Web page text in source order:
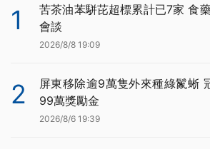
1
苦茶油苯駢芘超標累計已7家 食
會談
2026/8/8 19:09
2
屏東移除逾9萬隻外來種綠鬣蜥
99萬獎勵金
2026/8/6 19:39